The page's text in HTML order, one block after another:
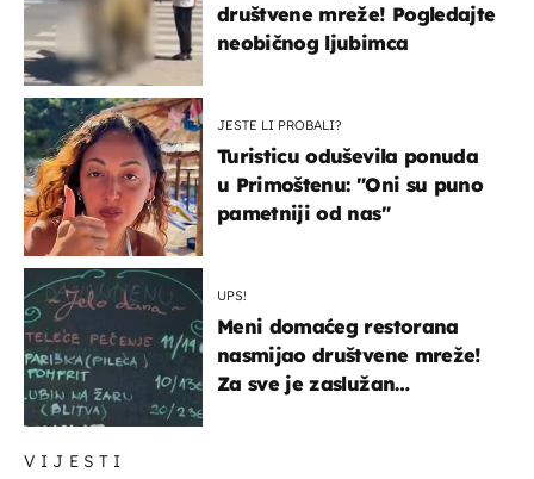
VIJESTI
društvene mreže! Pogledajte
neobičnog ljubimca
JESTE LI PROBALI?
Turisticu oduševila ponuda
u Primoštenu: "Oni su puno
pametniji od nas"
UPS!
Meni domaćeg restorana
nasmijao društvene mreže!
Za sve je zaslužan